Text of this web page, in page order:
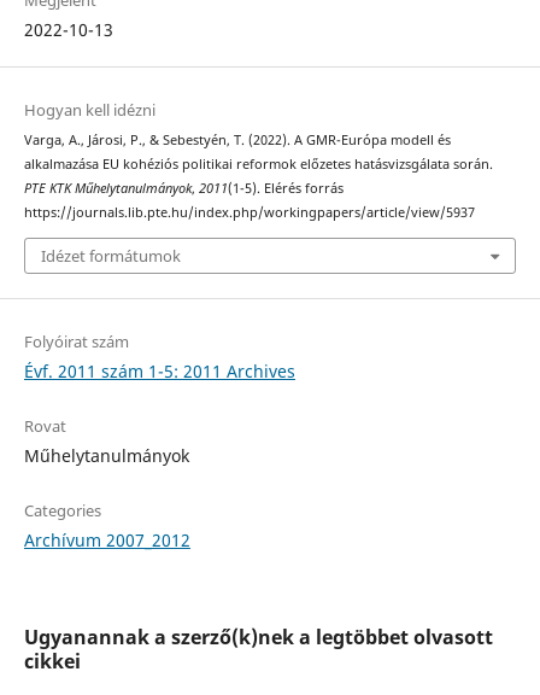
2022-10-13
Hogyan kell idézni
Varga, A., Járosi, P., & Sebestyén, T. (2022). A GMR-Európa modell és
alkalmazása EU kohéziós politikai reformok előzetes hatásvizsgálata során.
PTE KTK Műhelytanulmányok, 2011(1-5). Elérés forrás
https://journals.lib.pte.hu/index.php/workingpapers/article/view/5937
Idézet formátumok
Folyóirat szám
Évf. 2011 szám 1-5: 2011 Archives
Rovat
Műhelytanulmányok
Categories
Archívum 2007_2012
Ugyanannak a szerző(k)nek a legtöbbet olvasott
cikkei